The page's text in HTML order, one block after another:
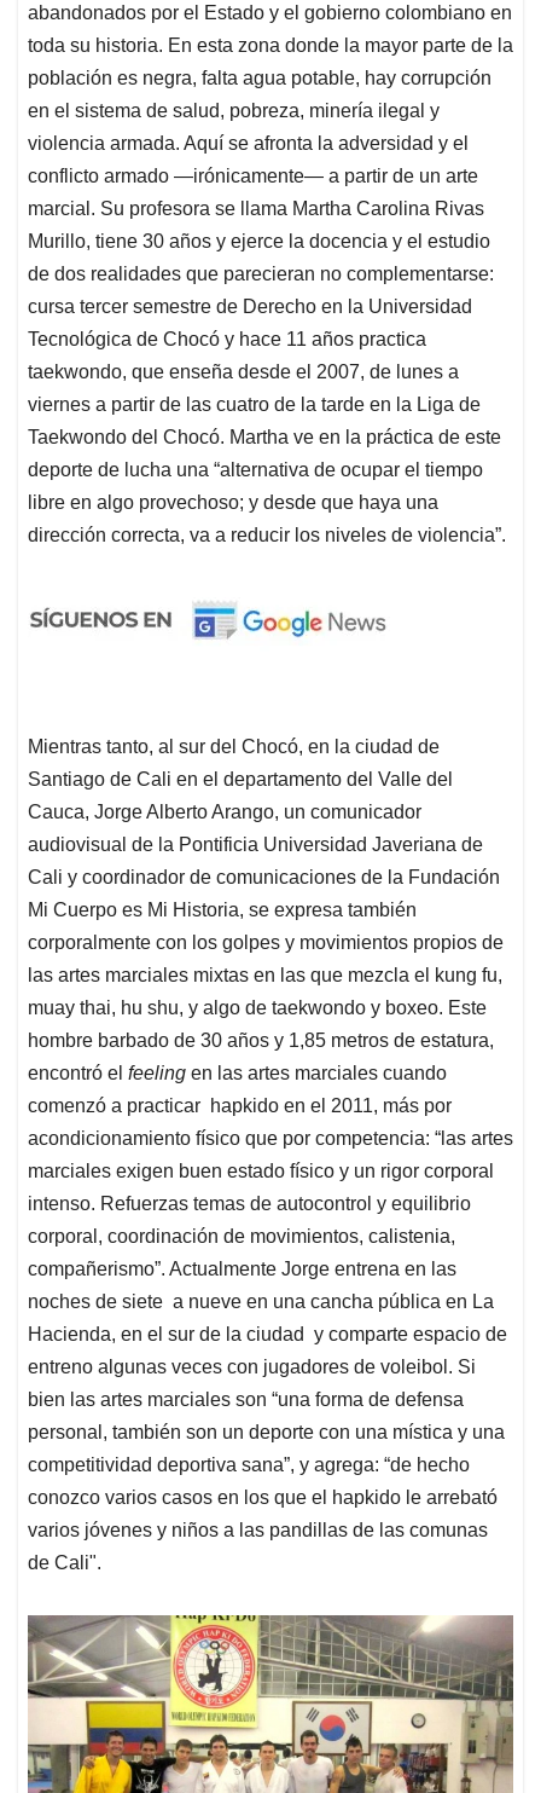
abandonados por el Estado y el gobierno colombiano en
toda su historia. En esta zona donde la mayor parte de la
población es negra, falta agua potable, hay corrupción
en el sistema de salud, pobreza, minería ilegal y
violencia armada. Aquí se afronta la adversidad y el
conflicto armado —irónicamente— a partir de un arte
marcial. Su profesora se llama Martha Carolina Rivas
Murillo, tiene 30 años y ejerce la docencia y el estudio
de dos realidades que parecieran no complementarse:
cursa tercer semestre de Derecho en la Universidad
Tecnológica de Chocó y hace 11 años practica
taekwondo, que enseña desde el 2007, de lunes a
viernes a partir de las cuatro de la tarde en la Liga de
Taekwondo del Chocó. Martha ve en la práctica de este
deporte de lucha una “alternativa de ocupar el tiempo
libre en algo provechoso; y desde que haya una
dirección correcta, va a reducir los niveles de violencia”.
Mientras tanto, al sur del Chocó, en la ciudad de
Santiago de Cali en el departamento del Valle del
Cauca, Jorge Alberto Arango, un comunicador
audiovisual de la Pontificia Universidad Javeriana de
Cali y coordinador de comunicaciones de la Fundación
Mi Cuerpo es Mi Historia, se expresa también
corporalmente con los golpes y movimientos propios de
las artes marciales mixtas en las que mezcla el kung fu,
muay thai, hu shu, y algo de taekwondo y boxeo. Este
hombre barbado de 30 años y 1,85 metros de estatura,
encontró el feeling en las artes marciales cuando
comenzó a practicar hapkido en el 2011, más por
acondicionamiento físico que por competencia: “las artes
marciales exigen buen estado físico y un rigor corporal
intenso. Refuerzas temas de autocontrol y equilibrio
corporal, coordinación de movimientos, calistenia,
compañerismo”. Actualmente Jorge entrena en las
noches de siete a nueve en una cancha pública en La
Hacienda, en el sur de la ciudad y comparte espacio de
entreno algunas veces con jugadores de voleibol. Si
bien las artes marciales son “una forma de defensa
personal, también son un deporte con una mística y una
competitividad deportiva sana”, y agrega: “de hecho
conozco varios casos en los que el hapkido le arrebató
varios jóvenes y niños a las pandillas de las comunas
de Cali".